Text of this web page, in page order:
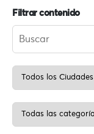
Filtrar contenido